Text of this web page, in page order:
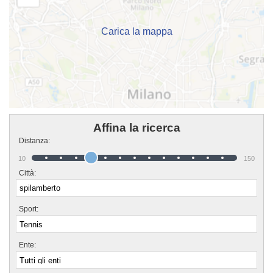
inviare un messaggio cliccando sul bottone "Contattaci" presente nella
Carica la mappa
Affina la ricerca
Distanza:
10 150
Città:
Sport:
Ente: